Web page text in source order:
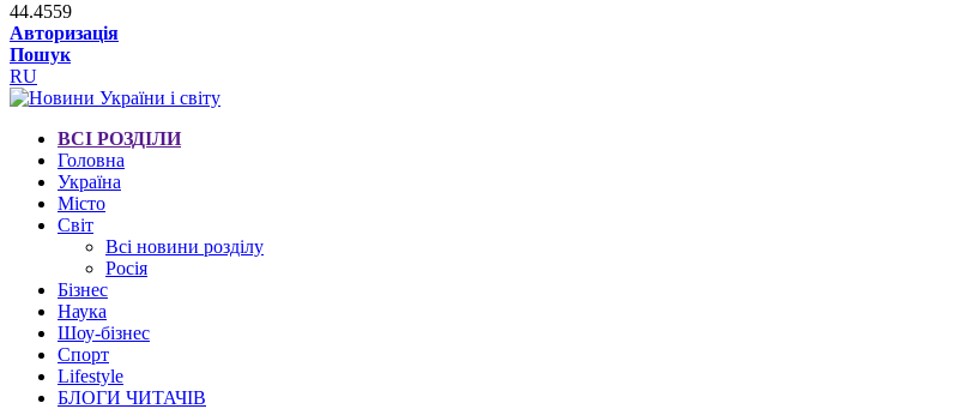
44.4559
Авторизація
Пошук
RU
ВСІ РОЗДІЛИ
Головна
Україна
Місто
Світ
Всі новини розділу
Росія
Бізнес
Наука
Шоу-бізнес
Спорт
Lifestyle
БЛОГИ ЧИТАЧІВ